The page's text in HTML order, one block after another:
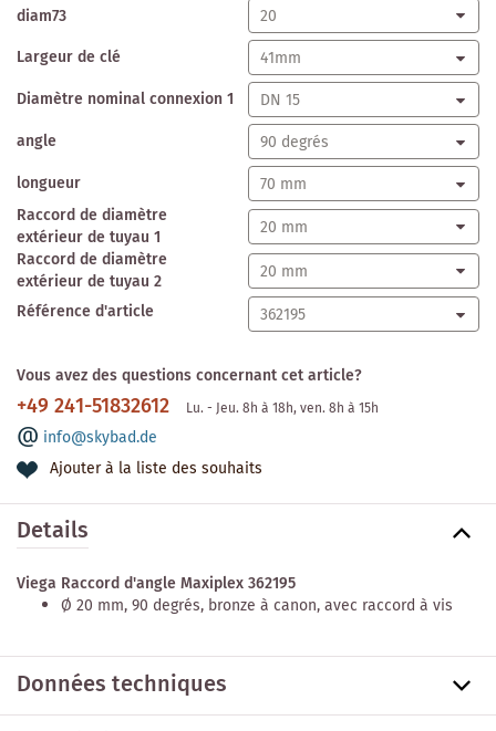
diam73
Largeur de clé
Diamètre nominal connexion 1
angle
longueur
Raccord de diamètre
extérieur de tuyau 1
Raccord de diamètre
extérieur de tuyau 2
Référence d'article
Vous avez des questions concernant cet article?
+49 241-51832612 Lu. - Jeu. 8h à 18h, ven. 8h à 15h
info@skybad.de
Ajouter à la liste des souhaits
Details
Viega Raccord d'angle Maxiplex 362195
Ø 20 mm, 90 degrés, bronze à canon, avec raccord à vis
Données techniques